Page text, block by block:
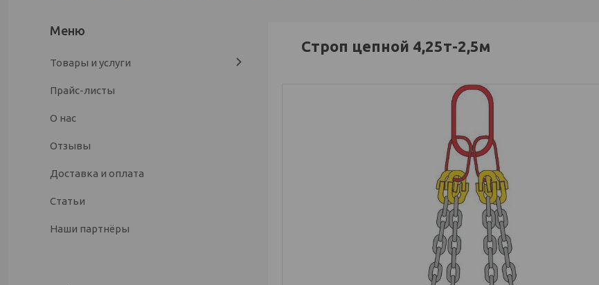
Строп цепной 4,25т-2,5м
Товары и услуги
Прайс-листы
О нас
Отзывы
Доставка и оплата
Статьи
Наши партнёры